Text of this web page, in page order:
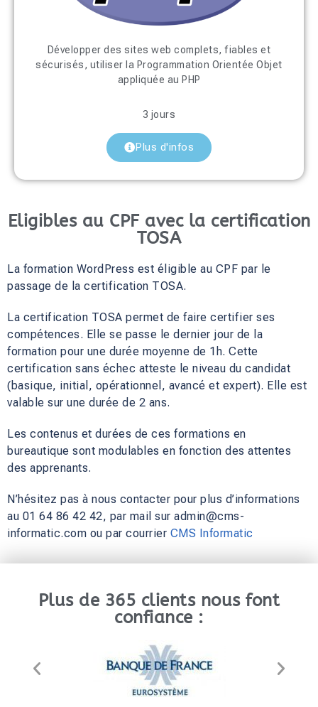
Développer des sites web complets, fiables et
sécurisés, utiliser la Programmation Orientée Objet
appliquée au PHP
3 jours
Plus d'infos
Eligibles au CPF avec la certification
TOSA
La formation WordPress est éligible au CPF par le
passage de la certification TOSA.
La certification TOSA permet de faire certifier ses
compétences. Elle se passe le dernier jour de la
formation pour une durée moyenne de 1h. Cette
certification sans échec atteste le niveau du candidat
(basique, initial, opérationnel, avancé et expert). Elle est
valable sur une durée de 2 ans.
Les contenus et durées de ces formations en
bureautique sont modulables en fonction des attentes
des apprenants.
N’hésitez pas à nous contacter pour plus d’informations
au 01 64 86 42 42, par mail sur admin@cms-
informatic.com ou par courrier CMS Informatic
Plus de 365 clients nous font
confiance :